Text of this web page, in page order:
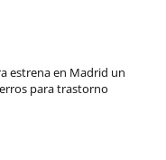
estrena en Madrid un
para trastorno